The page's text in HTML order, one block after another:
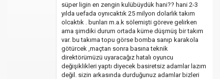
süper ligin en zengin kulübüydük hani?? hani 2-3
yılda uefada oynıcaktık 25 milyon dolarlık takım
olcaktık . bunları m.a.k sölemişti göreve gelirken
ama şimdiki durum ortada küme düşmüş bir takım
var. bu takıma topu görse bomba sanıp karakola
götürcek ,maçtan sonra basına teknik
direktörümüzü uyaracağız hatalı oyuncu
değişiklikleri yaptı diyecek basiretsiz adamlar lazım
değil. sizin arkasında durduğunuz adamlar bizleri